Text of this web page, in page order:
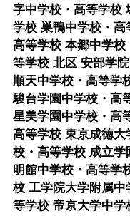
字中学校・高等学校
学校 巣鴨中学校・高
高等学校 本郷中学
等学校 北区 安部学
順天中学校・高等学
駿台学園中学校・高
星美学園中学校・高
高等学校 東京成徳
校・高等学校 成立
明館中学校・高等学
校 工学院大学附属
等学校 帝京大学中